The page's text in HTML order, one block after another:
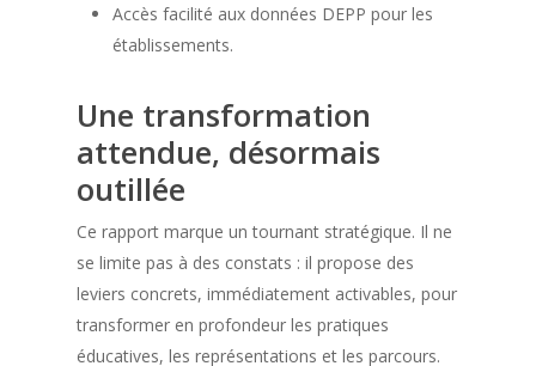
Accès facilité aux données DEPP pour les
établissements.
Une transformation
attendue, désormais
outillée
Ce rapport marque un tournant stratégique. Il ne
se limite pas à des constats : il propose des
leviers concrets, immédiatement activables, pour
transformer en profondeur les pratiques
éducatives, les représentations et les parcours.